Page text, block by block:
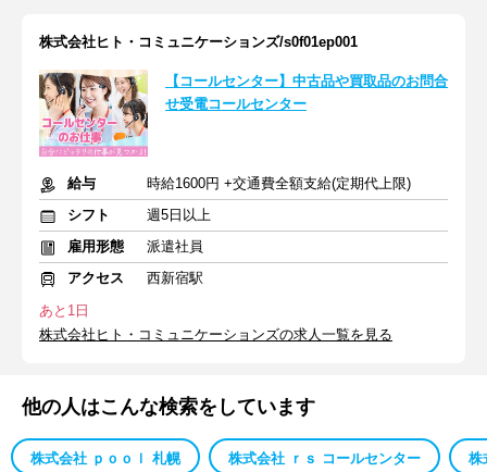
株式会社ヒト・コミュニケーションズ/s0f01ep001
【コールセンター】中古品や買取品のお問合
せ受電コールセンター
給与
時給1600円 +交通費全額支給(定期代上限)
シフト
週5日以上
雇用形態
派遣社員
アクセス
西新宿駅
あと1日
株式会社ヒト・コミュニケーションズの求人一覧を見る
他の人はこんな検索をしています
株式会社 ｐｏｏｌ 札幌 株式会社 ｒｓ コールセンター 株